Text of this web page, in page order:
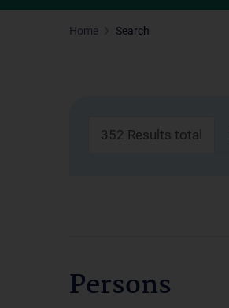
Home Search
352 Results total
Persons